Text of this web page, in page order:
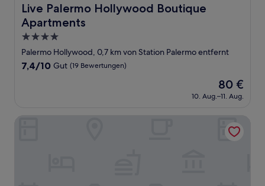
Live Palermo Hollywood Boutique
Apartments
Live Palermo Hollywood Boutique Apartments
4.0-
Sterne-
Unterkunft
Palermo Hollywood, 0,7 km von Station Palermo entfernt
7.4
Bewertungen)
7,4/10 Gut (19 Bewertungen)
Der
Preis
beträgt
80 €
10. Aug.–11. Aug.